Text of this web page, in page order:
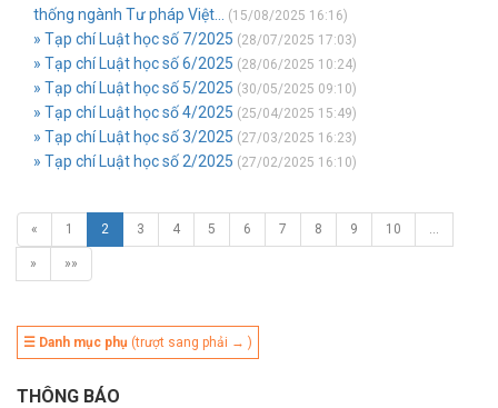
thống ngành Tư pháp Việt...
(15/08/2025 16:16)
» Tạp chí Luật học số 7/2025 (28/07/2025 17:03)
» Tạp chí Luật học số 6/2025 (28/06/2025 10:24)
» Tạp chí Luật học số 5/2025 (30/05/2025 09:10)
» Tạp chí Luật học số 4/2025 (25/04/2025 15:49)
» Tạp chí Luật học số 3/2025 (27/03/2025 16:23)
» Tạp chí Luật học số 2/2025 (27/02/2025 16:10)
« 1 2 3 4 5 6 7 8 9 10 …
» »»
☰ Danh mục phụ (trượt sang phải → )
THÔNG BÁO